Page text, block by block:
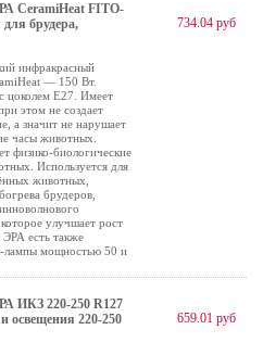
CeramiHeat FITO-
брудера,
инфракрасный
— 150 Вт.
цоколем Е27. Имеет
этом не создает
а значит не нарушает
часы животных.
физико-биологические
Используется для
животных,
брудеров,
улучшает рост
есть также
лампы мощностью 50 и
734.04 руб
ИКЗ 220-250 R127
освещения 220-250
659.01 руб